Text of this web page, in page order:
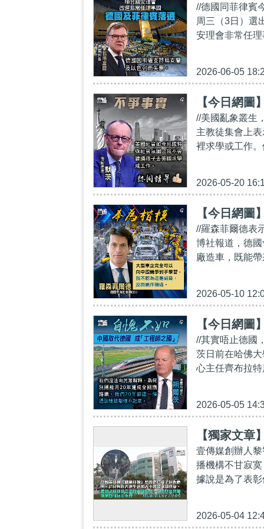
//德國同菲律賓
周三（3日）選
安理會非常任
2026-06-05
【今日網圖
//美國亂象叢生
主教徒集會上
裡求學或工作
2026-05-20
【今日網圖
//羅森菲爾德表
博社報道，德
廠造車，既能
2026-05-10
【今日網圖
//其實唔止德國
茨日前在哈佛
心主任齊布拉
2026-05-05
【獨家文章
壹傳媒創辦人
播機構不甘寂
據說是為了表
2026-05-04